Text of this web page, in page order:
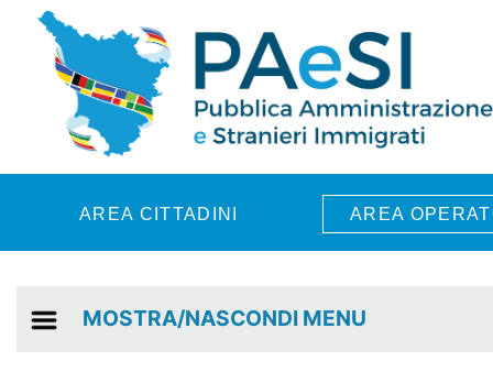
Skip to main content
AREA CITTADINI AREA
MOSTRA/NASCONDI MENU